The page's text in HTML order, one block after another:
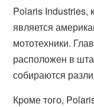
Polaris Industries,
является
мототехники.
расположен в
собираются
Кроме того,